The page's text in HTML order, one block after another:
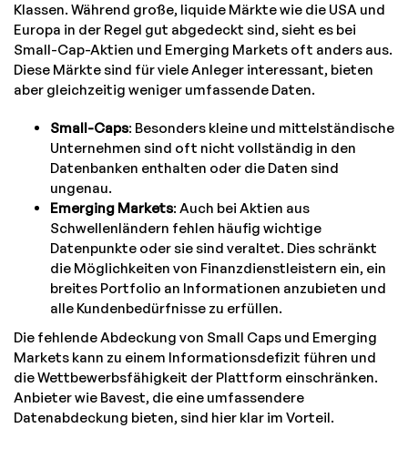
Klassen. Während große, liquide Märkte wie die USA und
Europa in der Regel gut abgedeckt sind, sieht es bei
Small-Cap-Aktien und Emerging Markets oft anders aus.
Diese Märkte sind für viele Anleger interessant, bieten
aber gleichzeitig weniger umfassende Daten.
Small-Caps: Besonders kleine und mittelständische
Unternehmen sind oft nicht vollständig in den
Datenbanken enthalten oder die Daten sind
ungenau.
Emerging Markets: Auch bei Aktien aus
Schwellenländern fehlen häufig wichtige
Datenpunkte oder sie sind veraltet. Dies schränkt
die Möglichkeiten von Finanzdienstleistern ein, ein
breites Portfolio an Informationen anzubieten und
alle Kundenbedürfnisse zu erfüllen.
Die fehlende Abdeckung von Small Caps und Emerging
Markets kann zu einem Informationsdefizit führen und
die Wettbewerbsfähigkeit der Plattform einschränken.
Anbieter wie Bavest, die eine umfassendere
Datenabdeckung bieten, sind hier klar im Vorteil.